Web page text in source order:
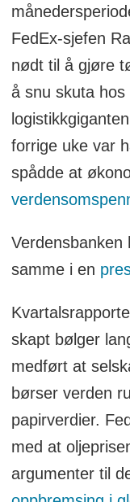
Utdanning:
Dette er en
FedEx-sjefen
nødt til å gjøre
å snu skuta
forrige uke var
spådde at
Verdensbanken
samme i en
skapt bølger
medført at
børser verden
papirverdier.
med at
argumenter til